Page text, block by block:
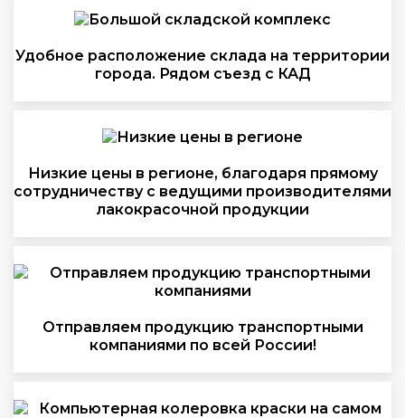
Удобное расположение склада на территории
города. Рядом съезд с КАД
Низкие цены в регионе, благодаря прямому
сотрудничеству с ведущими производителями
лакокрасочной продукции
Отправляем продукцию транспортными
компаниями по всей России!